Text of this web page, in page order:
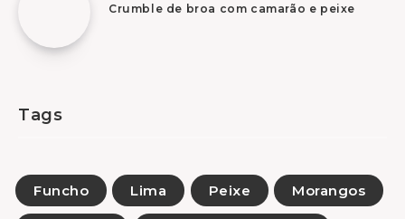
Crumble de broa com camarão e peixe
Tags
Funcho Lima Peixe Morangos